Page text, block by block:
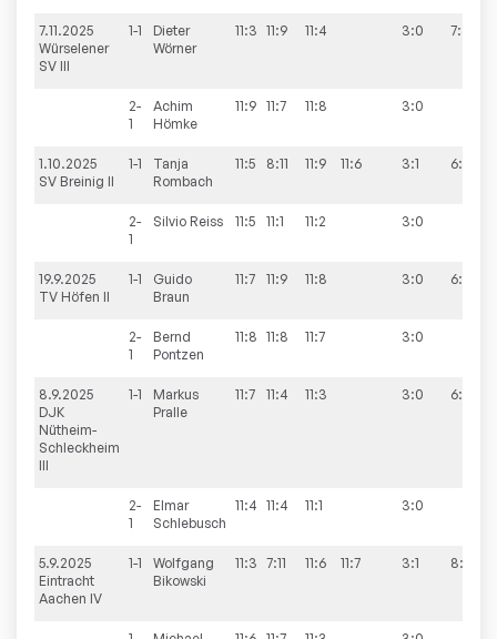
7.11.2025
Würselener
SV III
1-1
Dieter
Wörner
11:3 11:9 11:4 3:0 7:3
2-
1
Achim
Hömke
11:9 11:7 11:8 3:0
1.10.2025
SV Breinig II
1-1
Tanja
Rombach
11:5 8:11 11:9 11:6 3:1 6:4
2-
1
Silvio Reiss 11:5 11:1 11:2 3:0
19.9.2025
TV Höfen II
1-1
Guido
Braun
11:7 11:9 11:8 3:0 6:4
2-
1
Bernd
Pontzen
11:8 11:8 11:7 3:0
8.9.2025
DJK
Nütheim-
Schleckheim
III
1-1
Markus
Pralle
11:7 11:4 11:3 3:0 6:4
2-
1
Elmar
Schlebusch
11:4 11:4 11:1 3:0
5.9.2025
Eintracht
Aachen IV
1-1
Wolfgang
Bikowski
11:3 7:11 11:6 11:7 3:1 8:2